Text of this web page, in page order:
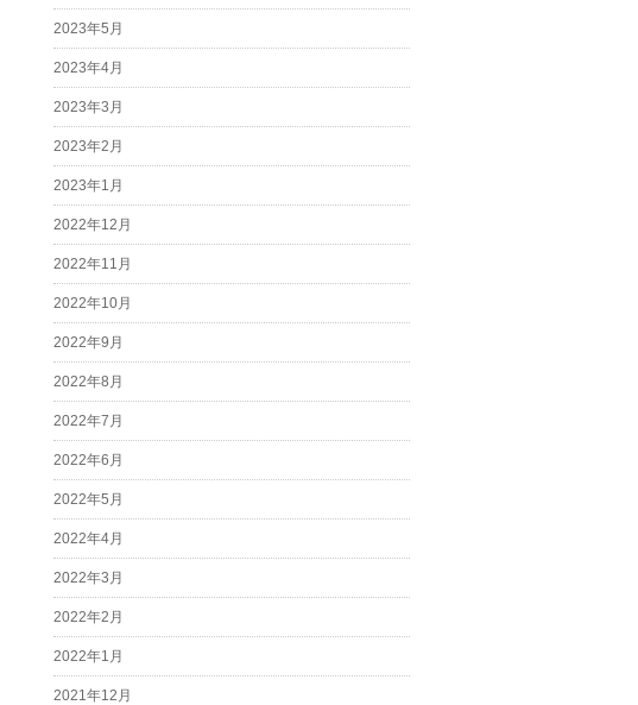
2023年5月
2023年4月
2023年3月
2023年2月
2023年1月
2022年12月
2022年11月
2022年10月
2022年9月
2022年8月
2022年7月
2022年6月
2022年5月
2022年4月
2022年3月
2022年2月
2022年1月
2021年12月